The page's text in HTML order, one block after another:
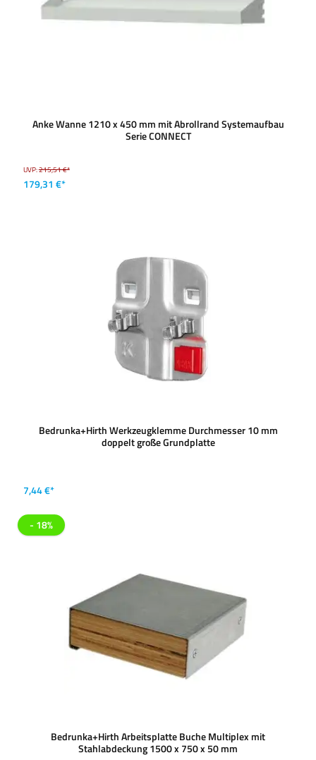
Anke Wanne 1210 x 450 mm mit Abrollrand Systemaufbau
Serie CONNECT
UVP:215,51 €*
179,31 €*
Bedrunka+Hirth Werkzeugklemme Durchmesser 10 mm
doppelt große Grundplatte
7,44 €*
- 18%
Bedrunka+Hirth Arbeitsplatte Buche Multiplex mit
Stahlabdeckung 1500 x 750 x 50 mm